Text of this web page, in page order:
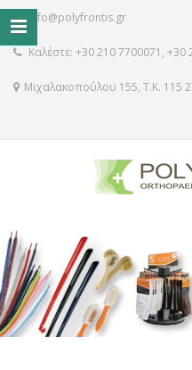
info@polyfrontis.gr
Καλέστε: +30 210 7700071, +30
Μιχαλακοπούλου 155, Τ.Κ. 115
Κάλτσες